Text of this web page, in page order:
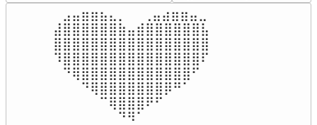
⠀⣠⣤⣶⣶⣦⣄⡀  ⠀⢀⣤⣴⣶⣶⣤⣀⠀
⣼⣿⣿⣿⣿⣿⣿⣷⣤⣾⣿⣿⣿⣿⣿⣿⣧
⣿⣿⣿⣿⣿⣿⣿⣿⣿⣿⣿⣿⣿⣿⣿⣿⣿
⠹⣿⣿⣿⣿⣿⣿⣿⣿⣿⣿⣿⣿⣿⣿⣿⠏
⠀⠙⢿⣿⣿⣿⣿⣿⣿⣿⣿⣿⣿⣿⣿⠋⠀
⠀⠀⠀⠙⢿⣿⣿⣿⣿⣿⣿⣿⡿⠛⠁⠀⠀
⠀⠀⠀⠀⠀⠉⢿⣿⣿⣿⠟⠋⠀⠀⠀⠀⠀
⠀⠀⠀⠀⠀⠀⠀⠙⠻⠁⠀⠀⠀⠀⠀⠀⠀⠀⠀⠀⠀⠀⠀